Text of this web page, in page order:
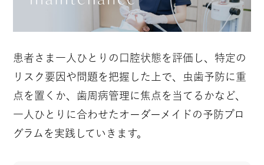
患者さま一人ひとりの口腔状態を評価し、特定の
リスク要因や問題を把握した上で、虫歯予防に重
点を置くか、歯周病管理に焦点を当てるかなど、
一人ひとりに合わせたオーダーメイドの予防プロ
グラムを実践していきます。